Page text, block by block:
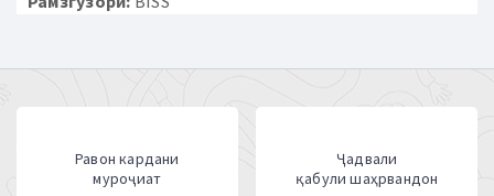
Равон кардани
муроҷиат
Ҷадвали
қабули шаҳрвандон